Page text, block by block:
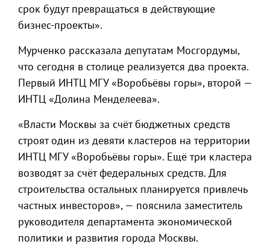
срок будут превращаться в действующие
бизнес-проекты».
Мурченко рассказала депутатам Мосгордумы,
что сегодня в столице реализуется два проекта.
Первый ИНТЦ МГУ «Воробьёвы горы», второй —
ИНТЦ «Долина Менделеева».
«Власти Москвы за счёт бюджетных средств
строят один из девяти кластеров на территории
ИНТЦ МГУ «Воробьёвы горы». Ещё три кластера
возводят за счёт федеральных средств. Для
строительства остальных планируется привлечь
частных инвесторов», — пояснила заместитель
руководителя департамента экономической
политики и развития города Москвы.